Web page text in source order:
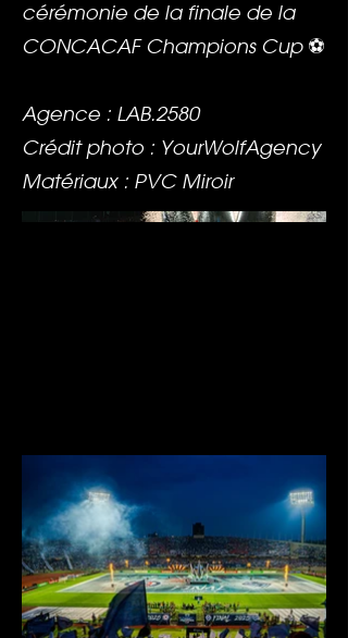
cérémonie de la finale de la
CONCACAF Champions Cup ⚽️
Agence : LAB.2580
Crédit photo : YourWolfAgency
Matériaux : PVC Miroir